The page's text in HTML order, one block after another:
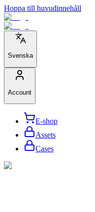
Hoppa till huvudinnehåll
Svenska
Account
E-shop
Assets
Cases